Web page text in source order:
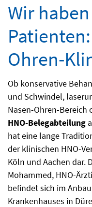
Wir
Ohren-
Ob konservative
und Schwindel,
Nasen-Ohren-Bereich
HNO-Belegabteilung
hat eine lange
der klinischen HNO-
Köln und Aachen dar.
Mohammed, HNO-
befindet sich im
Krankenhauses in